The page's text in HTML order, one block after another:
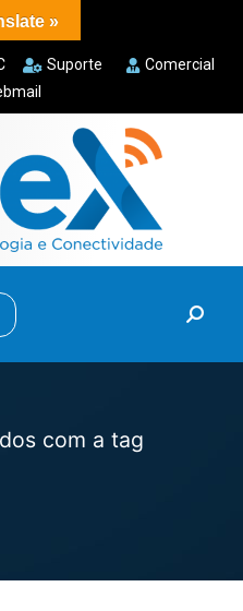
Suporte
Comercial
com a tag
»